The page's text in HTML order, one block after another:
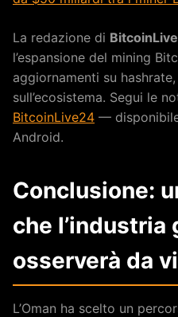
La redazione di
l’espansione del mining
aggiornamenti su
sull’ecosistema. Segui le
BitcoinLive24 —
Android.
Conclusione:
che l’industria
osserverà da
L’Oman ha scelto un